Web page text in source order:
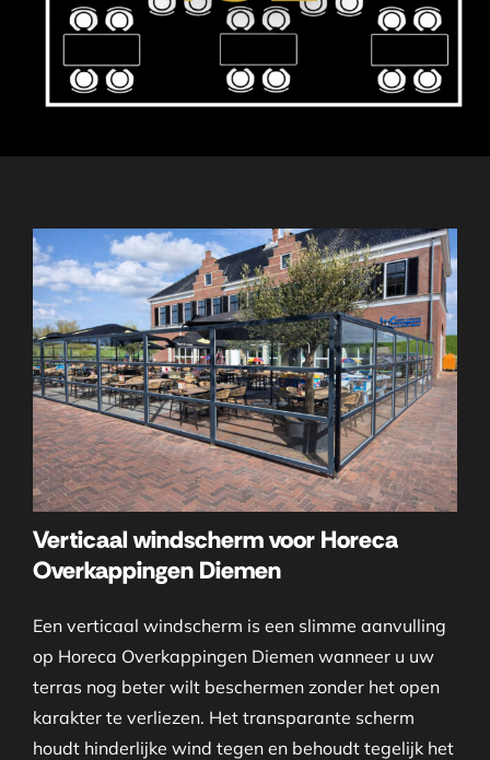
Verticaal windscherm voor Horeca
Overkappingen Diemen
Een verticaal windscherm is een slimme aanvulling
op Horeca Overkappingen Diemen wanneer u uw
terras nog beter wilt beschermen zonder het open
karakter te verliezen. Het transparante scherm
houdt hinderlijke wind tegen en behoudt tegelijk het